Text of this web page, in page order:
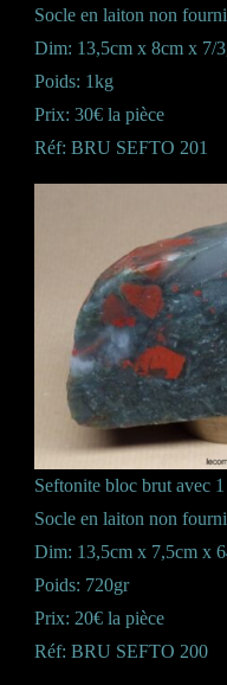
Socle en laiton non fourni
Dim: 13,5cm x 8cm x 7/
Poids: 1kg
Prix: 30€ la pièce
Réf: BRU SEFTO 201
Seftonite bloc brut avec
Socle en laiton non fourni
Dim: 13,5cm x 7,5cm x
Poids: 720gr
Prix: 20€ la pièce
Réf: BRU SEFTO 200